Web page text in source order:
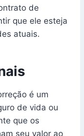
de
que ele esteja
atuais.
é um
de vida ou
que os
seu valor ao